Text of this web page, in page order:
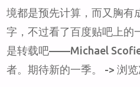
剧
致
以
境都是预先计算，而又胸有
字，不过看了百度贴吧上的
是转载吧——Michael
者。期待新的一季。 -> 浏